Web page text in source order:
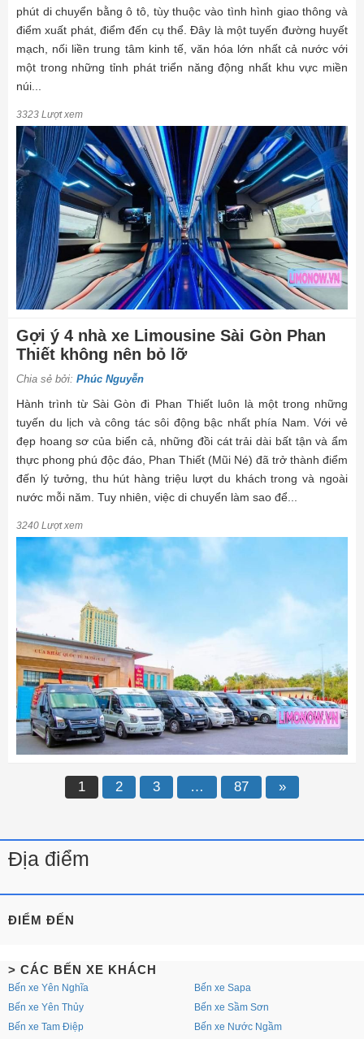
phút di chuyển bằng ô tô, tùy thuộc vào tình hình giao thông và
điểm xuất phát, điểm đến cụ thể. Đây là một tuyến đường huyết
mạch, nối liền trung tâm kinh tế, văn hóa lớn nhất cả nước với
một trong những tỉnh phát triển năng động nhất khu vực miền
núi...
3323 Lượt xem
Gợi ý 4 nhà xe Limousine Sài Gòn Phan
Thiết không nên bỏ lỡ
Chia sẻ bởi: Phúc Nguyễn
Hành trình từ Sài Gòn đi Phan Thiết luôn là một trong những
tuyến du lịch và công tác sôi động bậc nhất phía Nam. Với vẻ
đẹp hoang sơ của biển cả, những đồi cát trải dài bất tận và ẩm
thực phong phú độc đáo, Phan Thiết (Mũi Né) đã trở thành điểm
đến lý tưởng, thu hút hàng triệu lượt du khách trong và ngoài
nước mỗi năm. Tuy nhiên, việc di chuyển làm sao để...
3240 Lượt xem
1 2 3 … 87 »
Địa điểm
ĐIỂM ĐẾN
> CÁC BẾN XE KHÁCH
Bến xe Yên Nghĩa
Bến xe Yên Thủy
Bến xe Tam Điệp
Bến xe Sapa
Bến xe Sầm Sơn
Bến xe Nước Ngầm